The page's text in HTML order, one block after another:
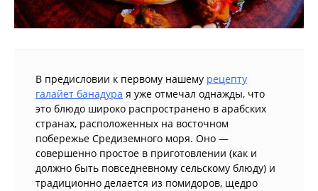
В предисловии к первому нашему рецепту
галайет банадура я уже отмечал однажды, что
это блюдо широко распространено в арабских
странах, расположенных на восточном
побережье Средиземного моря. Оно —
совершенно простое в приготовлении (как и
должно быть повседневному сельскому блюду) и
традиционно делается из помидоров, щедро